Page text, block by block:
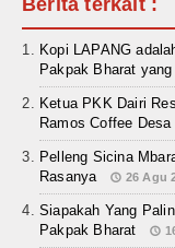
Kopi LAPANG
Pakpak Bharat
Ketua PKK Dairi
Ramos Coffee
Pelleng Sicina
Rasanya
26 Agu
Siapakah Yang
Pakpak Bharat